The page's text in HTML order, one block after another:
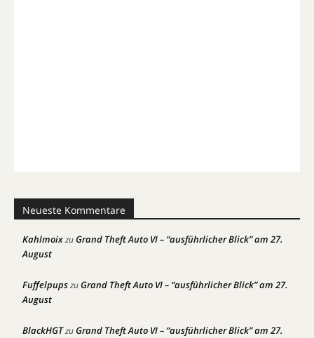
Neueste Kommentare
KahlmoixzuGrand Theft Auto VI – “ausführlicher Blick” am 27.
August
FuffelpupszuGrand Theft Auto VI – “ausführlicher Blick” am 27.
August
BlackHGTzuGrand Theft Auto VI – “ausführlicher Blick” am 27.